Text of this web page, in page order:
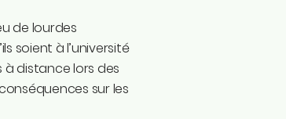
de lourdes
soient à l’université
à distance lors des
sur les